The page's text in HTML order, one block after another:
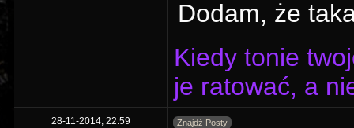
Dodam, że
Kiedy tonie
je ratować, a
28-11-2014, 22:59 Znajdź Posty